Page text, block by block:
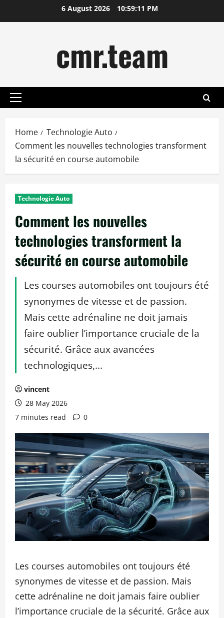
to
6 August 2026 10:59:12 PM
cmr.team
Primary
Home
Technologie Auto
Comment les nouvelles technologies transforment
la sécurité en course automobile
Technologie Auto
Comment les nouvelles
technologies transforment la
sécurité en course automobile
Les courses automobiles ont toujours été
synonymes de vitesse et de passion.
Mais cette adrénaline ne doit jamais
faire oublier l’importance cruciale de la
sécurité. Grâce aux avancées
technologiques,...
vincent
28 May 2026
7 minutes read
0
Les courses automobiles ont toujours été
synonymes de vitesse et de passion. Mais
cette adrénaline ne doit jamais faire oublier
l’importance cruciale de la sécurité. Grâce aux